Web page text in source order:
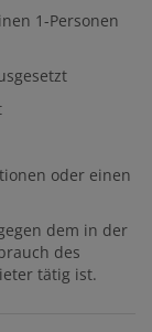
1-Personen
oder einen
dem in der
des
tätig ist.